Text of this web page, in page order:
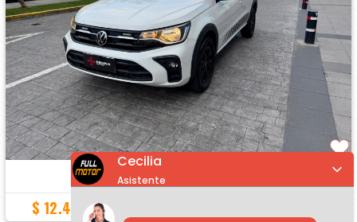
VOLKSWAGEN SAVEIRO
:
$ 12.490.000
Cecilia
Asistente